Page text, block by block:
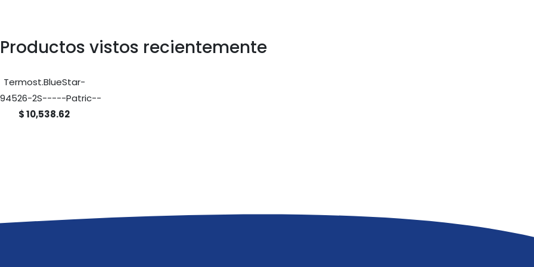
Productos vistos recientemente
Termost.BlueStar-
2S-----Patric--
$ 10,538.62